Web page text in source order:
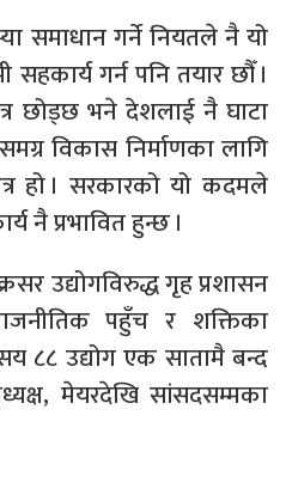
समाधान गर्ने नियतले नै यो
गर्न पनि तयार छौँ ।
छोड्छ भने देशलाई नै घाटा
विकास निर्माणका लागि
हो । सरकारको यो कदमले
नै प्रभावित हुन्छ ।
उद्योगविरुद्ध गृह प्रशासन
पहुँच र शक्तिका
८८ उद्योग एक सातामै बन्द
मेयरदेखि सांसदसम्मका